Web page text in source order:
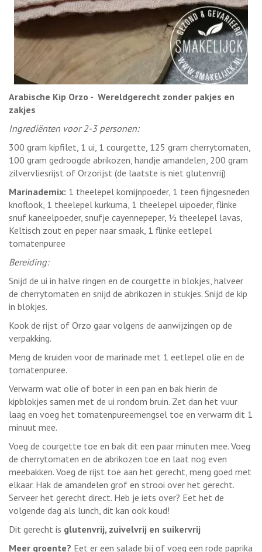
Arabische Kip Orzo - Wereldgerecht zonder pakjes en
zakjes
Ingrediënten voor 2-3 personen:
300 gram kipfilet, 1 ui, 1 courgette, 125 gram cherrytomaten,
100 gram gedroogde abrikozen, handje amandelen, 200 gram
zilvervliesrijst of Orzorijst (de laatste is niet glutenvrij)
Marinademix: 1 theelepel komijnpoeder, 1 teen fijngesneden
knoflook, 1 theelepel kurkuma, 1 theelepel uipoeder, flinke
snuf kaneelpoeder, snufje cayennepeper, ½ theelepel lavas,
Keltisch zout en peper naar smaak, 1 flinke eetlepel
tomatenpuree
Bereiding:
Snijd de ui in halve ringen en de courgette in blokjes, halveer
de cherrytomaten en snijd de abrikozen in stukjes. Snijd de kip
in blokjes.
Kook de rijst of Orzo gaar volgens de aanwijzingen op de
verpakking.
Meng de kruiden voor de marinade met 1 eetlepel olie en de
tomatenpuree.
Verwarm wat olie of boter in een pan en bak hierin de
kipblokjes samen met de ui rondom bruin. Zet dan het vuur
laag en voeg het tomatenpureemengsel toe en verwarm dit 1
minuut mee.
Voeg de courgette toe en bak dit een paar minuten mee. Voeg
de cherrytomaten en de abrikozen toe en laat nog even
meebakken. Voeg de rijst toe aan het gerecht, meng goed met
elkaar. Hak de amandelen grof en strooi over het gerecht.
Serveer het gerecht direct. Heb je iets over? Eet het de
volgende dag als lunch, dit kan ook koud!
Dit gerecht is glutenvrij, zuivelvrij en suikervrij
Meer groente? Eet er een salade bij of voeg een rode paprika